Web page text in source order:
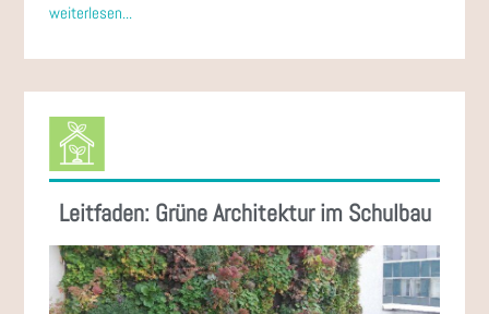
weiterlesen...
Leitfaden: Grüne Architektur im Schulbau